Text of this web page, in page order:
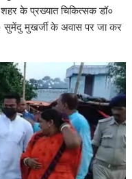
के प्रख्यात चिकित्सक डॉ०
सुमेंदु मुखर्जी के अवास पर जा कर